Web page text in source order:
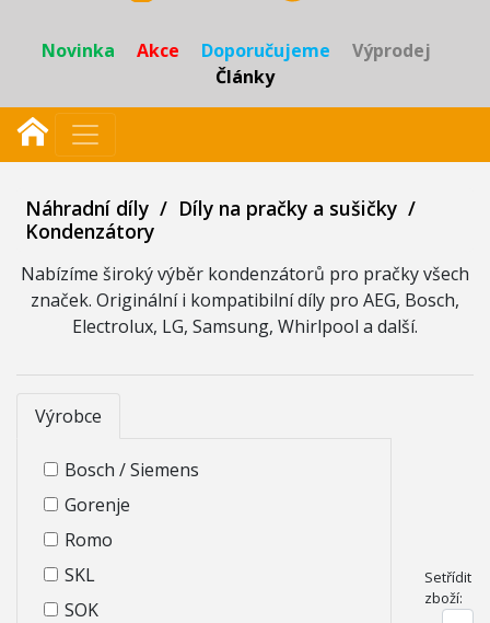
Novinka Akce Doporučujeme
Výprodej
Články
Náhradní díly / Díly na pračky a sušičky /
Kondenzátory
Nabízíme široký výběr kondenzátorů pro pračky všech
značek. Originální i kompatibilní díly pro AEG, Bosch,
Electrolux, LG, Samsung, Whirlpool a další.
Výrobce
Bosch / Siemens
Gorenje
Romo
SKL
SOK
Setřídit
zboží: